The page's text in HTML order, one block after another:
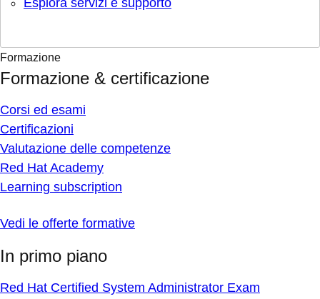
Esplora servizi e supporto
Formazione
Formazione & certificazione
Corsi ed esami
Certificazioni
Valutazione delle competenze
Red Hat Academy
Learning subscription
Vedi le offerte formative
In primo piano
Red Hat Certified System Administrator Exam